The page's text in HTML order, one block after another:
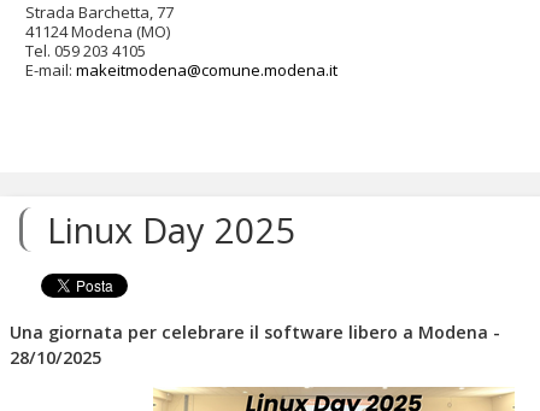
Strada Barchetta, 77
41124 Modena (MO)
Tel. 059 203 4105
E-mail: makeitmodena@comune.modena.it
contenuti.
Salta
navigazione
Linux Day 2025
Una giornata per celebrare il software libero a Modena -
28/10/2025